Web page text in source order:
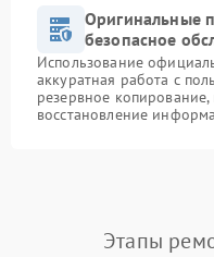
Оригинальные
безопасное
Использование
аккуратная работа с
резервное
восстановление
Этапы